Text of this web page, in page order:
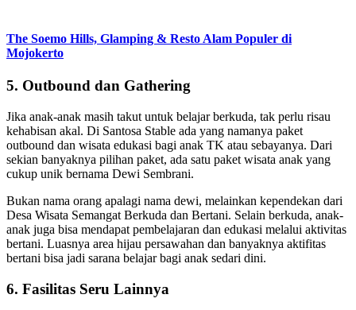
The Soemo Hills, Glamping & Resto Alam Populer di
Mojokerto
5. Outbound dan Gathering
Jika anak-anak masih takut untuk belajar berkuda, tak perlu risau
kehabisan akal. Di Santosa Stable ada yang namanya paket
outbound dan wisata edukasi bagi anak TK atau sebayanya. Dari
sekian banyaknya pilihan paket, ada satu paket wisata anak yang
cukup unik bernama Dewi Sembrani.
Bukan nama orang apalagi nama dewi, melainkan kependekan dari
Desa Wisata Semangat Berkuda dan Bertani. Selain berkuda, anak-
anak juga bisa mendapat pembelajaran dan edukasi melalui aktivitas
bertani. Luasnya area hijau persawahan dan banyaknya aktifitas
bertani bisa jadi sarana belajar bagi anak sedari dini.
6. Fasilitas Seru Lainnya